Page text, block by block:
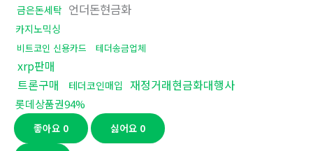
금은돈세탁 언더돈현금화
카지노믹싱
비트코인 신용카드 테더송금업체
xrp판매
트론구매
테더코인매입 재정거래현금화대행사
롯데상품권94%
좋아요 0 싫어요 0